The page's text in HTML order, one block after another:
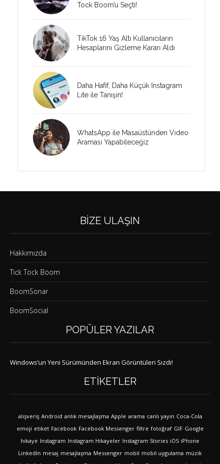
Tock Boom’u Seçti!
TikTok 16 Yaş Altı Kullanıcıların
Hesaplarını Gizleme Kararı Aldı
Daha Hafif, Daha Küçük Instagram
Lite ile Tanışın!
WhatsApp ile Masaüstünden Video
Araması Yapabileceğiz
BIZE ULAŞIN
Hakkımızda
Tick Tock Boom
BoomSonar
BoomSocial
POPÜLER YAZILAR
Windows’un Yeni Sürümünden Ekran Görüntüleri Sızdı!
ETIKETLER
alışveriş Android anlık mesajlaşma Apple arama canlı yayın Coca-Cola
emoji etiket Facebook Facebook Messenger filtre fotoğraf GIF Google
hikaye Instagram Instagram Hikayeler Instagram Stories iOS iPhone
LinkedIn mesaj mesajlaşma Messenger mobil mobil uygulama müzik